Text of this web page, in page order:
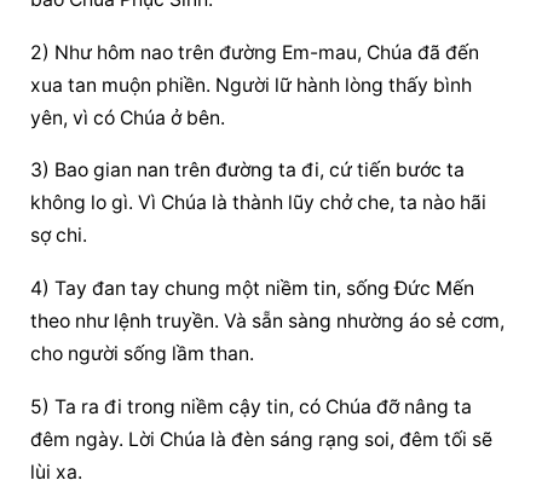
2) Như hôm nao trên đường Em-mau, Chúa đã đến
xua tan muộn phiền. Người lữ hành lòng thấy bình
yên, vì có Chúa ở bên.
3) Bao gian nan trên đường ta đi, cứ tiến bước ta
không lo gì. Vì Chúa là thành lũy chở che, ta nào hãi
sợ chi.
4) Tay đan tay chung một niềm tin, sống Đức Mến
theo như lệnh truyền. Và sẵn sàng nhường áo sẻ cơm,
cho người sống lầm than.
5) Ta ra đi trong niềm cậy tin, có Chúa đỡ nâng ta
đêm ngày. Lời Chúa là đèn sáng rạng soi, đêm tối sẽ
lùi xa.